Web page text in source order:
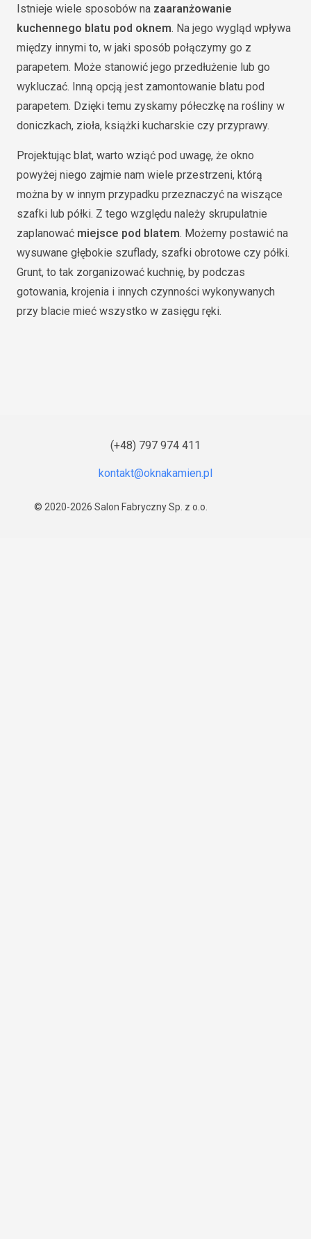
Istnieje wiele sposobów na zaaranżowanie
kuchennego blatu pod oknem. Na jego wygląd wpływa
między innymi to, w jaki sposób połączymy go z
parapetem. Może stanowić jego przedłużenie lub go
wykluczać. Inną opcją jest zamontowanie blatu pod
parapetem. Dzięki temu zyskamy półeczkę na rośliny w
doniczkach, zioła, książki kucharskie czy przyprawy.
Projektując blat, warto wziąć pod uwagę, że okno
powyżej niego zajmie nam wiele przestrzeni, którą
można by w innym przypadku przeznaczyć na wiszące
szafki lub półki. Z tego względu należy skrupulatnie
zaplanować miejsce pod blatem. Możemy postawić na
wysuwane głębokie szuflady, szafki obrotowe czy półki.
Grunt, to tak zorganizować kuchnię, by podczas
gotowania, krojenia i innych czynności wykonywanych
przy blacie mieć wszystko w zasięgu ręki.
(+48) 797 974 411
© 2020-2026 Salon Fabryczny Sp. z o.o.